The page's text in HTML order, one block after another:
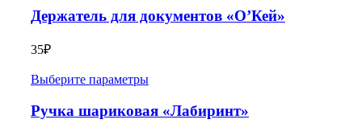
Держатель для документов «О’Кей»
35₽
Выберите параметры
Ручка шариковая «Лабиринт»